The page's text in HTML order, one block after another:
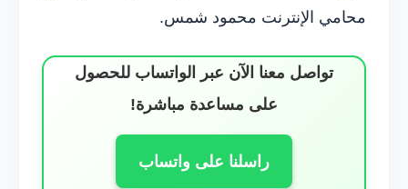
محامي الإنترنت محمود شمس.
تواصل معنا الآن عبر الواتساب للحصول
على مساعدة مباشرة!
راسلنا على واتساب